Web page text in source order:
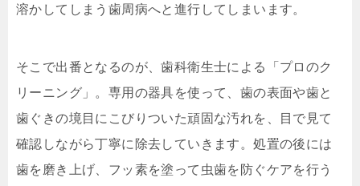
溶かしてしまう歯周病へと進行してしまいます。
そこで出番となるのが、歯科衛生士による「プロのク
リーニング」。専用の器具を使って、歯の表面や歯と
歯ぐきの境目にこびりついた頑固な汚れを、目で見て
確認しながら丁寧に除去していきます。処置の後には
歯を磨き上げ、フッ素を塗って虫歯を防ぐケアを行う